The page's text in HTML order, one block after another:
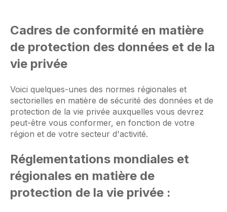
Cadres de conformité en matière
de protection des données et de la
vie privée
Voici quelques-unes des normes régionales et
sectorielles en matière de sécurité des données et de
protection de la vie privée auxquelles vous devrez
peut-être vous conformer, en fonction de votre
région et de votre secteur d'activité.
Réglementations mondiales et
régionales en matière de
protection de la vie privée :